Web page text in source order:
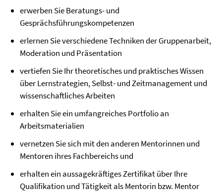
erwerben Sie Beratungs- und
Gesprächsführungskompetenzen
erlernen Sie verschiedene Techniken der Gruppenarbeit,
Moderation und Präsentation
vertiefen Sie Ihr theoretisches und praktisches Wissen
über Lernstrategien, Selbst- und Zeitmanagement und
wissenschaftliches Arbeiten
erhalten Sie ein umfangreiches Portfolio an
Arbeitsmaterialien
vernetzen Sie sich mit den anderen Mentorinnen und
Mentoren ihres Fachbereichs und
erhalten ein aussagekräftiges Zertifikat über Ihre
Qualifikation und Tätigkeit als Mentorin bzw. Mentor